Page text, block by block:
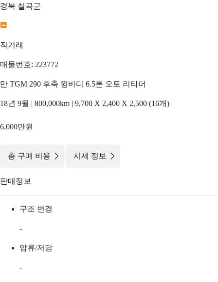
경북 칠곡군
직거래
매물번호: 223772
만 TGM 290 후축 윙바디 6.5톤 오토 리타더
18년 9월 | 800,000km | 9,700 X 2,400 X 2,500 (16개)
6,000만원
총 구매 비용 | 시세 정보
판매정보
구조 변경
-
압류/저당
-